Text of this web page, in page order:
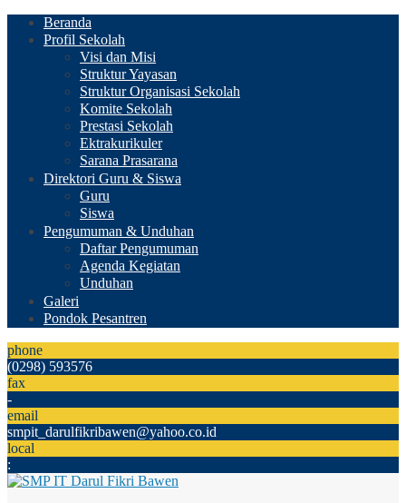
Beranda
Profil Sekolah
Visi dan Misi
Struktur Yayasan
Struktur Organisasi Sekolah
Komite Sekolah
Prestasi Sekolah
Ektrakurikuler
Sarana Prasarana
Direktori Guru & Siswa
Guru
Siswa
Pengumuman & Unduhan
Daftar Pengumuman
Agenda Kegiatan
Unduhan
Galeri
Pondok Pesantren
phone
(0298) 593576
fax
-
email
smpit_darulfikribawen@yahoo.co.id
local
: